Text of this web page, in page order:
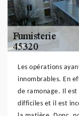
Les opérations
innombrables. En
de ramonage. Il
difficiles et il est